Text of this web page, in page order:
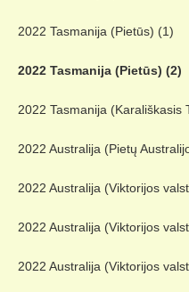
2022 Tasmanija (Pietūs) (1)
2022 Tasmanija (Pietūs) (2)
2022 Tasmanija (Karališkasis
2022 Australija (Pietų
2022 Australija (Viktorijos
2022 Australija (Viktorijos
2022 Australija (Viktorijos